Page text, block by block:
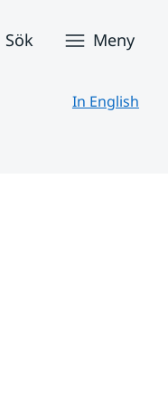
Sök Meny
In English